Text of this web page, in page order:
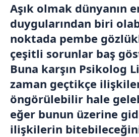
Aşık olmak dünyanın
duygularından biri
noktada pembe
çeşitli sorunlar baş
Buna karşın Psikolog
zaman geçtikçe
öngörülebilir hale
eğer bunun üzerine
ilişkilerin bitebileceğini